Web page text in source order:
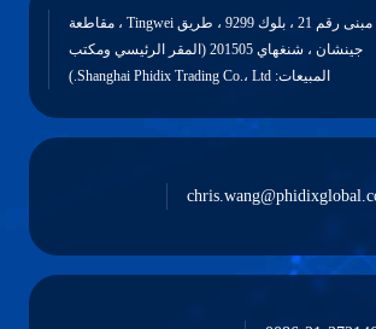
مبنى رقم 21 ، بلوك 9299 ، طريق Tingwei ، مقاطعة
جينشان ، شنغهاي 201505 (المقر الرئيسي ومكتب
المبيعات: Shanghai Phidix Trading Co.، Ltd.)